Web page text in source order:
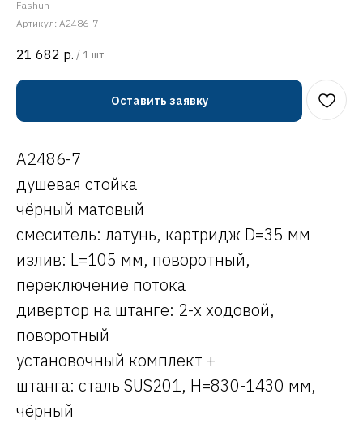
Fashun
Артикул: A2486-7
21 682 р. / 1 шт
Оставить заявку
A2486-7
душевая стойка
чёрный матовый
смеситель: латунь, картридж D=35 мм
излив: L=105 мм, поворотный,
переключение потока
дивертор на штанге: 2-х ходовой,
поворотный
установочный комплект +
штанга: сталь SUS201, H=830-1430 мм,
чёрный